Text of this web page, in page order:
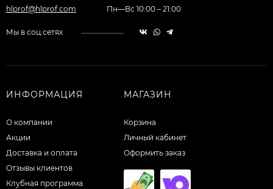
hlprof@hlprof.com Пн—Вс 10:00 – 21:00
Мы в соц.сетях
ИНФОРМАЦИЯ
О компании
Акции
Доставка и оплата
Отзывы клиентов
Клубная программа
МАГАЗИН
Корзина
Личный кабинет
Оформить заказ